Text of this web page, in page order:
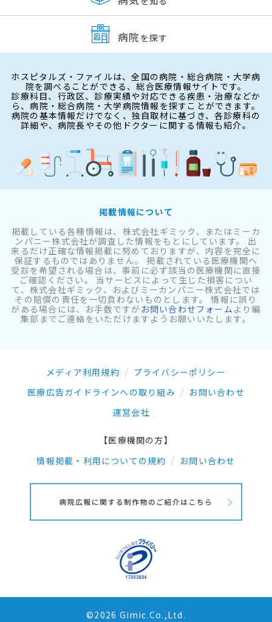
病院 を探す
ホスピタルズ・ファイルは、全国の病院・総合病院・大学病
院を調べることができる、総合医療情報サイトです。
診療科目、行政区、診療実績や対応できる疾患・治療などか
ら、病院・総合病院・大学病院情報を探すことができます。
病院の基本情報だけでなく、独自取材に基づき、各診療科の
詳細や、病院長やその他ドクターに関する情報も紹介。
掲載情報について
掲載している各種情報は、株式会社ギミック、またはミーカ
ンパニー株式会社が調査した情報をもとにしています。 出
来るだけ正確な情報掲載に努めておりますが、内容を完全に
保証するものではありません。 掲載されている医療機関へ
受診を希望される場合は、事前に必ず該当の医療機関に直接
ご確認ください。 当サービスによって生じた損害につい
て、株式会社ギミック、およびミーカンパニー株式会社では
その賠償の責任を一切負わないものとします。 情報に誤り
がある場合には、お手数ですが お問い合わせフォーム より編
集部までご連絡をいただけますようお願いいたします。
メディア利用規約
プライバシーポリシー
医療広告ガイドラインへの取り組み
お問い合わせ
運営会社
【医療機関の方】
情報掲載・利用についての規約
お問い合わせ
©2026 Gimic.Co.,Ltd.